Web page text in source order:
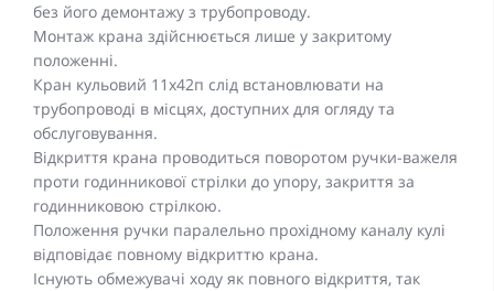
без його демонтажу з трубопроводу.
Монтаж крана здійснюється лише у закритому
положенні.
Кран кульовий 11x42п слід встановлювати на
трубопроводі в місцях, доступних для огляду та
обслуговування.
Відкриття крана проводиться поворотом ручки-важеля
проти годинникової стрілки до упору, закриття за
годинниковою стрілкою.
Положення ручки паралельно прохідному каналу кулі
відповідає повному відкриттю крана.
Існують обмежувачі ходу як повного відкриття, так